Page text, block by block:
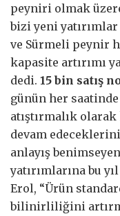
peyniri olmak
bizi yeni
ve Sürmeli peynir
kapasite artırımı
dedi. 15 bin satış
günün her
atıştırmalık
devam
anlayış
yatırımlarına bu
Erol, “Ürün
bilinirliliğini